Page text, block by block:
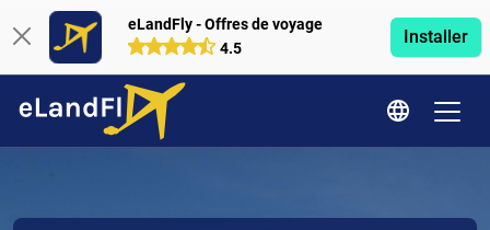
eLandFly - Offres de voyage
4.5
Installer